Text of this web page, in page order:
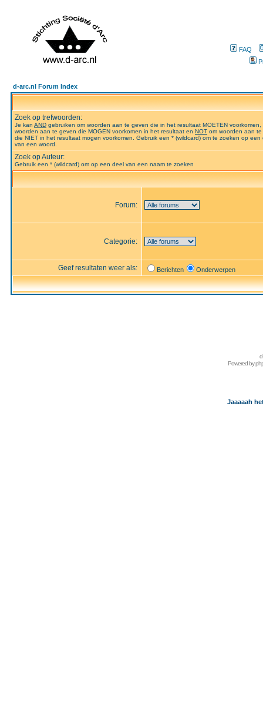
FAQ
d-arc.nl Forum Index
Zoek op trefwoorden:
Je kan AND gebruiken om woorden aan te geven die in het resultaat MOETEN voorkomen,
woorden aan te geven die MOGEN voorkomen in het resultaat en NOT om woorden aan
die NIET in het resultaat mogen voorkomen. Gebruik een * (wildcard) om te zoeken op een
van een woord.
Zoek op Auteur:
Gebruik een * (wildcard) om op een deel van een naam te zoeken
Forum:
Categorie:
Geef resultaten weer als: Berichten Onderwerpen
Powered by
Jaaaaah